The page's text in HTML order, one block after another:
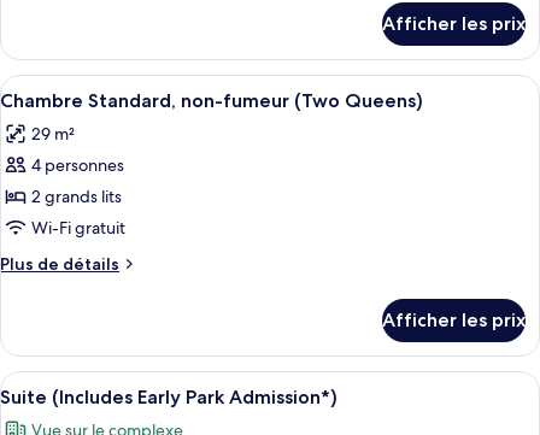
Chambre
Standard,
non-
fumeur
(One
King
Pullout
sofa)
Chambre
Standard,
non-
(One
King
sofa)
Afficher les prix
Afficher
toutes
les
photos
pour
ce
type
de
Chambre
Standard,
non-
fumeur
Un lit avec une literie blanche, une
5
Chambre Standard, non-fumeur (Two Queens)
29 m²
4 personnes
2 grands lits
Wi-Fi gratuit
Plus de détails
Plus
Chambre
Standard,
non-
fumeur
Afficher les prix
Afficher
toutes
Une chambre d’hôtel avec deux
5
Suite (Includes Early Park Admission*)
Vue sur le complexe